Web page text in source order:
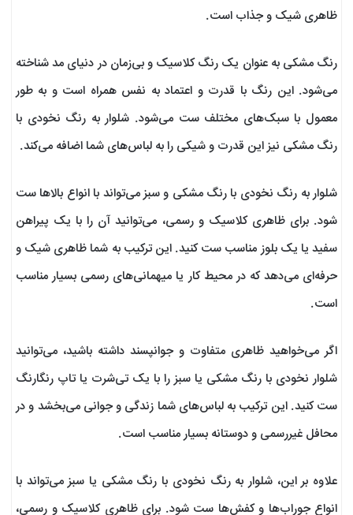
ظاهری شیک و جذاب است.
رنگ مشکی به عنوان یک رنگ کلاسیک و بی‌زمان در دنیای مد شناخته
می‌شود. این رنگ با قدرت و اعتماد به نفس همراه است و به طور
معمول با سبک‌های مختلف ست می‌شود. شلوار به رنگ نخودی با
رنگ مشکی نیز این قدرت و شیکی را به لباس‌های شما اضافه می‌کند.
شلوار به رنگ نخودی با رنگ مشکی و سبز می‌تواند با انواع بالاها ست
شود. برای ظاهری کلاسیک و رسمی، می‌توانید آن را با یک پیراهن
سفید یا یک بلوز مناسب ست کنید. این ترکیب به شما ظاهری شیک و
حرفه‌ای می‌دهد که در محیط کار یا میهمانی‌های رسمی بسیار مناسب
است.
اگر می‌خواهید ظاهری متفاوت و جوانپسند داشته باشید، می‌توانید
شلوار نخودی با رنگ مشکی یا سبز را با یک تی‌شرت یا تاپ رنگارنگ
ست کنید. این ترکیب به لباس‌های شما زندگی و جوانی می‌بخشد و در
محافل غیررسمی و دوستانه بسیار مناسب است.
علاوه بر این، شلوار به رنگ نخودی با رنگ مشکی یا سبز می‌تواند با
انواع جوراب‌ها و کفش‌ها ست شود. برای ظاهری کلاسیک و رسمی،